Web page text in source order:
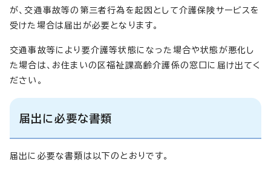
が、交通事故等の第三者行為を起因として介護保険サービスを
受けた場合は届出が必要となります。
交通事故等により要介護等状態になった場合や状態が悪化し
た場合は、お住まいの区福祉課高齢介護係の窓口に届け出てく
ださい。
届出に必要な書類
届出に必要な書類は以下のとおりです。